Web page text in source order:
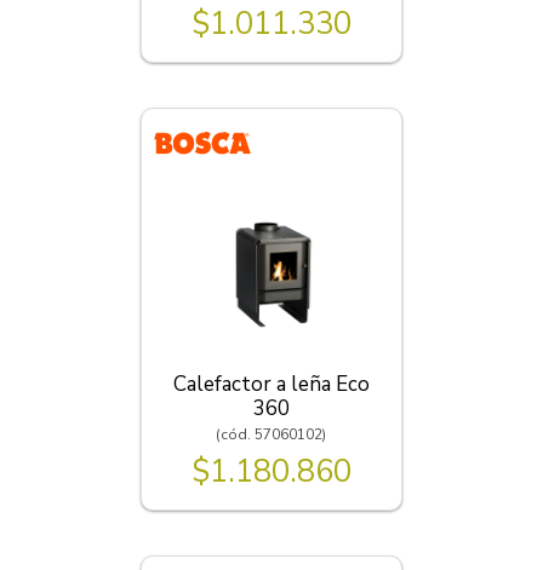
$1.011.330
Calefactor a leña Eco
360
(cód. 57060102)
$1.180.860